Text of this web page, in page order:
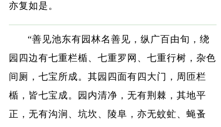
亦复如是。
“善见池东有园林名善见，纵广百由旬，绕
园四边有七重栏楯、七重罗网、七重行树，杂色
间厕，七宝所成。其园四面有四大门，周匝栏
楯，皆七宝成。园内清净，无有荆棘，其地平
正，无有沟涧、坑坎、陵阜，亦无蚊虻、蝇蚤